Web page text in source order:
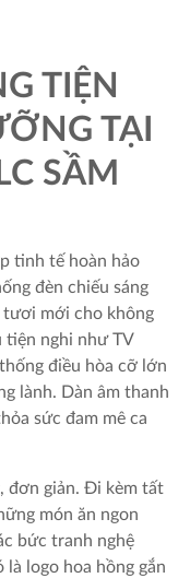
TIỆN
TẠI
SẦM
tinh tế hoàn hảo
đèn chiếu sáng
mới cho không
tiện nghi như TV
điều hòa cỡ lớn
lành. Dàn âm thanh
sức đam mê ca
đơn giản. Đi kèm tất
món ăn ngon
bức tranh nghệ
logo hoa hồng gắn